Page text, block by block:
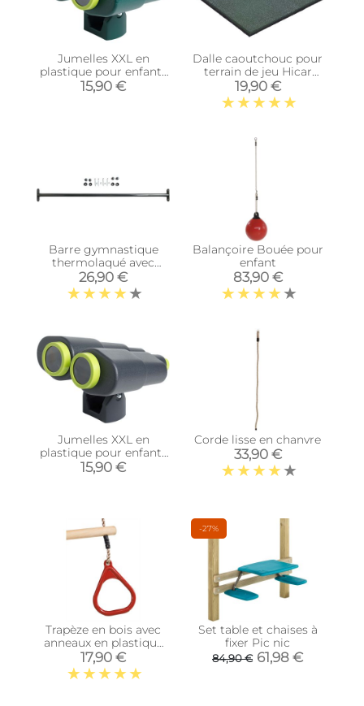
Jumelles XXL en
plastique pour enfants
(Vert foncé et vert
lemon)
15,90 €
Dalle caoutchouc pour
terrain de jeu Hicar
(Vert)
19,90 €
Barre gymnastique
thermolaqué avec
fixations (125 cm)
26,90 €
Balançoire Bouée pour
enfant
83,90 €
Jumelles XXL en
plastique pour enfants
(Anthracite et vert
lemon)
15,90 €
Corde lisse en chanvre
33,90 €
Trapèze en bois avec
anneaux en plastique
Gym
17,90 €
-27%
Set table et chaises à
fixer Pic nic
84,90 € 61,98 €